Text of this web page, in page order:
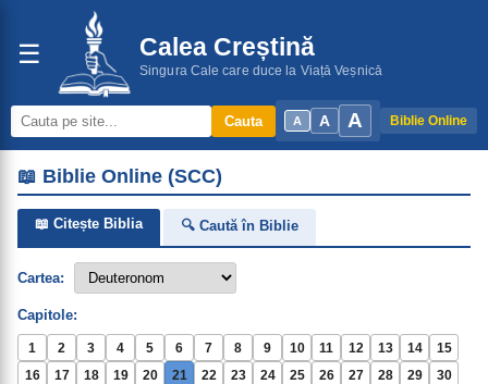
☰ Calea Creștină
Singura Cale care duce la Viață Veșnică
A A A Biblie Online
Cauta
📖 Biblie Online (SCC)
📖 Citește Biblia 🔍 Caută în Biblie
Cartea:
Capitole:
1 2 3 4 5 6 7 8 9 10 11 12 13 14
15
16
17 18 19 20 21 22 23 24 25 26 27 28 29
30